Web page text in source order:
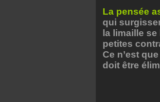
La pensée
qui
la limaille
petites
Ce n’est
doit être